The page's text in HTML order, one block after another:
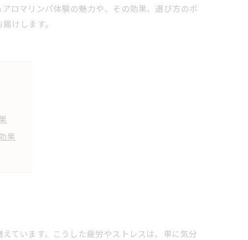
ロマリンパ体験の魅力や、その効果、選び方のポ
けします。
果
ています。こうした疲労やストレスは、単に気分